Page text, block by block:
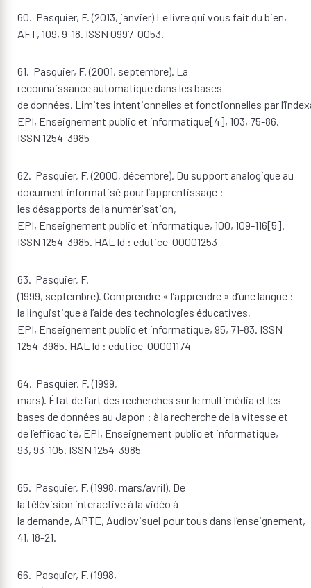
60. Pasquier, F. (2013, janvier) Le livre qui vous fait du bien,
AFT, 109, 9-18. ISSN 0997-0053.
61. Pasquier, F. (2001, septembre). La
reconnaissance automatique dans les bases
de données. Limites intentionnelles et fonctionnelles par
EPI, Enseignement public et informatique[4], 103, 75-86.
ISSN 1254-3985
62. Pasquier, F. (2000, décembre). Du support analogique au
document informatisé pour l’apprentissage :
les désapports de la numérisation,
EPI, Enseignement public et informatique, 100, 109-116[5].
ISSN 1254-3985. HAL Id : edutice-00001253
63. Pasquier, F.
(1999, septembre). Comprendre « l’apprendre » d’une langue :
la linguistique à l’aide des technologies éducatives,
EPI, Enseignement public et informatique, 95, 71-83. ISSN
1254-3985. HAL Id : edutice-00001174
64. Pasquier, F. (1999,
mars). État de l’art des recherches sur le multimédia et les
bases de données au Japon : à la recherche de la vitesse et
de l’efficacité, EPI, Enseignement public et informatique,
93, 93-105. ISSN 1254-3985
65. Pasquier, F. (1998, mars/avril). De
la télévision interactive à la vidéo à
la demande, APTE, Audiovisuel pour tous dans l’enseignement,
41, 18-21.
66. Pasquier, F. (1998,